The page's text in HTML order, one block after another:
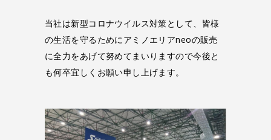
当社は新型コロナウイルス対策として、皆様
の生活を守るためにアミノエリアneoの販売
に全力をあげて努めてまいりますので今後と
も何卒宜しくお願い申し上げます。